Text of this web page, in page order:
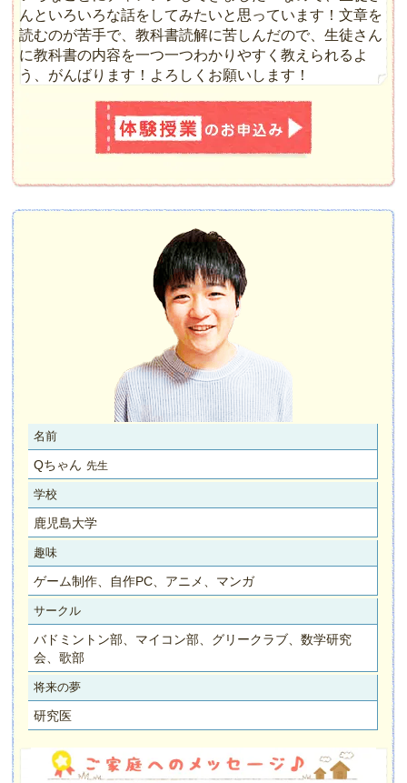
んといろいろな話をしてみたいと思っています！文章を
読むのが苦手で、教科書読解に苦しんだので、生徒さん
に教科書の内容を一つ一つわかりやすく教えられるよ
う、がんばります！よろしくお願いします！
名前
Qちゃん 先生
学校
鹿児島大学
趣味
ゲーム制作、自作PC、アニメ、マンガ
サークル
バドミントン部、マイコン部、グリークラブ、数学研究
会、歌部
将来の夢
研究医